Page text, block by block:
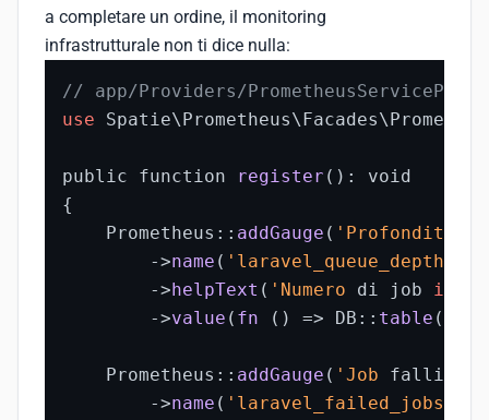
a completare un ordine, il monitoring
infrastrutturale non ti dice nulla:
// app/Providers/
use
public function register (): void
{
    Prometheus::
addGauge ( 'Profondit
->name ( 'laravel_queue_depth
->helpText ( 'Numero di job in
->value ( fn () => DB:: table (
    Prometheus::
addGauge ( 'Job falliti')
->name (